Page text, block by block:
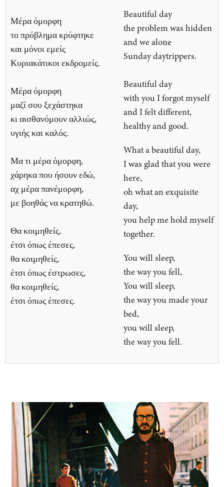
Μέρα όμορφη
το πρόβλημα κρύφτηκε
και μόνοι εμείς
Κυριακάτικοι εκδρομείς.
Μέρα όμορφη
μαζί σου ξεχάστηκα
κι αισθανόμουν αλλιώς,
υγιής και καλός.
Μα τι μέρα όμορφη,
χάρηκα που ήσουν εδώ,
αχ μέρα πανέμορφη,
με βοηθάς να κρατηθώ.
Θα κοιμηθείς,
έτσι όπως έπεσες,
θα κοιμηθείς,
έτσι όπως έστρωσες,
θα κοιμηθείς,
έτσι όπως έπεσες.
Beautiful day
the problem was hidden
and we alone
Sunday daytrippers.
Beautiful day
with you I forgot myself
and I felt different,
healthy and good.
What a beautiful day,
I was glad that you were
here,
oh what an exquisite
day,
you help me hold myself
together.
You will sleep,
the way you fell,
You will sleep,
the way you made your
bed,
you will sleep,
the way you fell.